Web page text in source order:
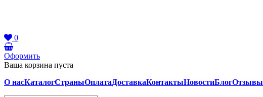
0
Оформить
Ваша корзина пуста
О насКаталогСтраныОплатаДоставкаКонтактыНовостиБлогОтзывы